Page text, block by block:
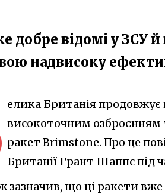
добре відомі у ЗСУ
надвисоку
елика Британія
високоточним озброєнням
ракет Brimstone. Про це
Британії Грант Шаппс під
зазначив, що ці ракети